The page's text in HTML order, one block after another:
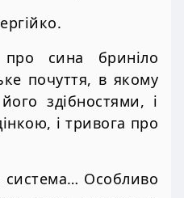
сина бриніло
почуття, в якому
здібностями, і
і тривога про
система… Особливо